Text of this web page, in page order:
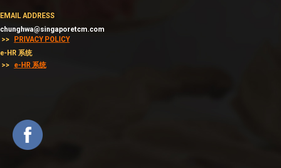
EMAIL ADDRESS
chunghwa@singaporetcm.com
>>
PRIVACY POLICY
e-HR 系统
>>
e-HR 系统